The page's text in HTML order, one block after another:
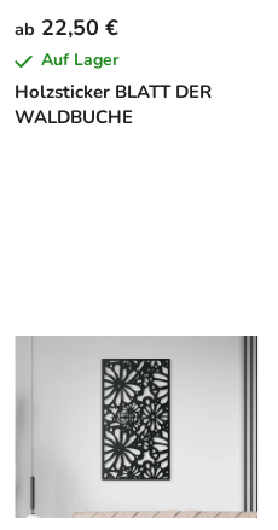
Holzsticker BLATT DER
WALDBUCHE
ab 22,50 €
Auf Lager